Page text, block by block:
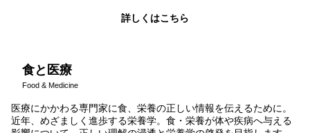
詳しくはこちら
食と医療
Food & Medicine
医療にかかわる専門家に食、栄養の正しい情報を伝えるために。
近年、めざましく進歩する栄養学。食・栄養が体や疾病へ与える